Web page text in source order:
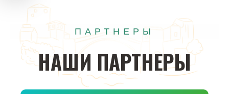
ПАРТНЕРЫ
НАШИ ПАРТНЕРЫ